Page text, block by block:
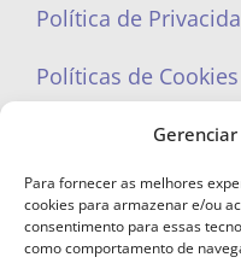
Para fornecer as melhores
cookies para armazenar e/ou
consentimento para essas
como comportamento de
Política de
Políticas de Cookies